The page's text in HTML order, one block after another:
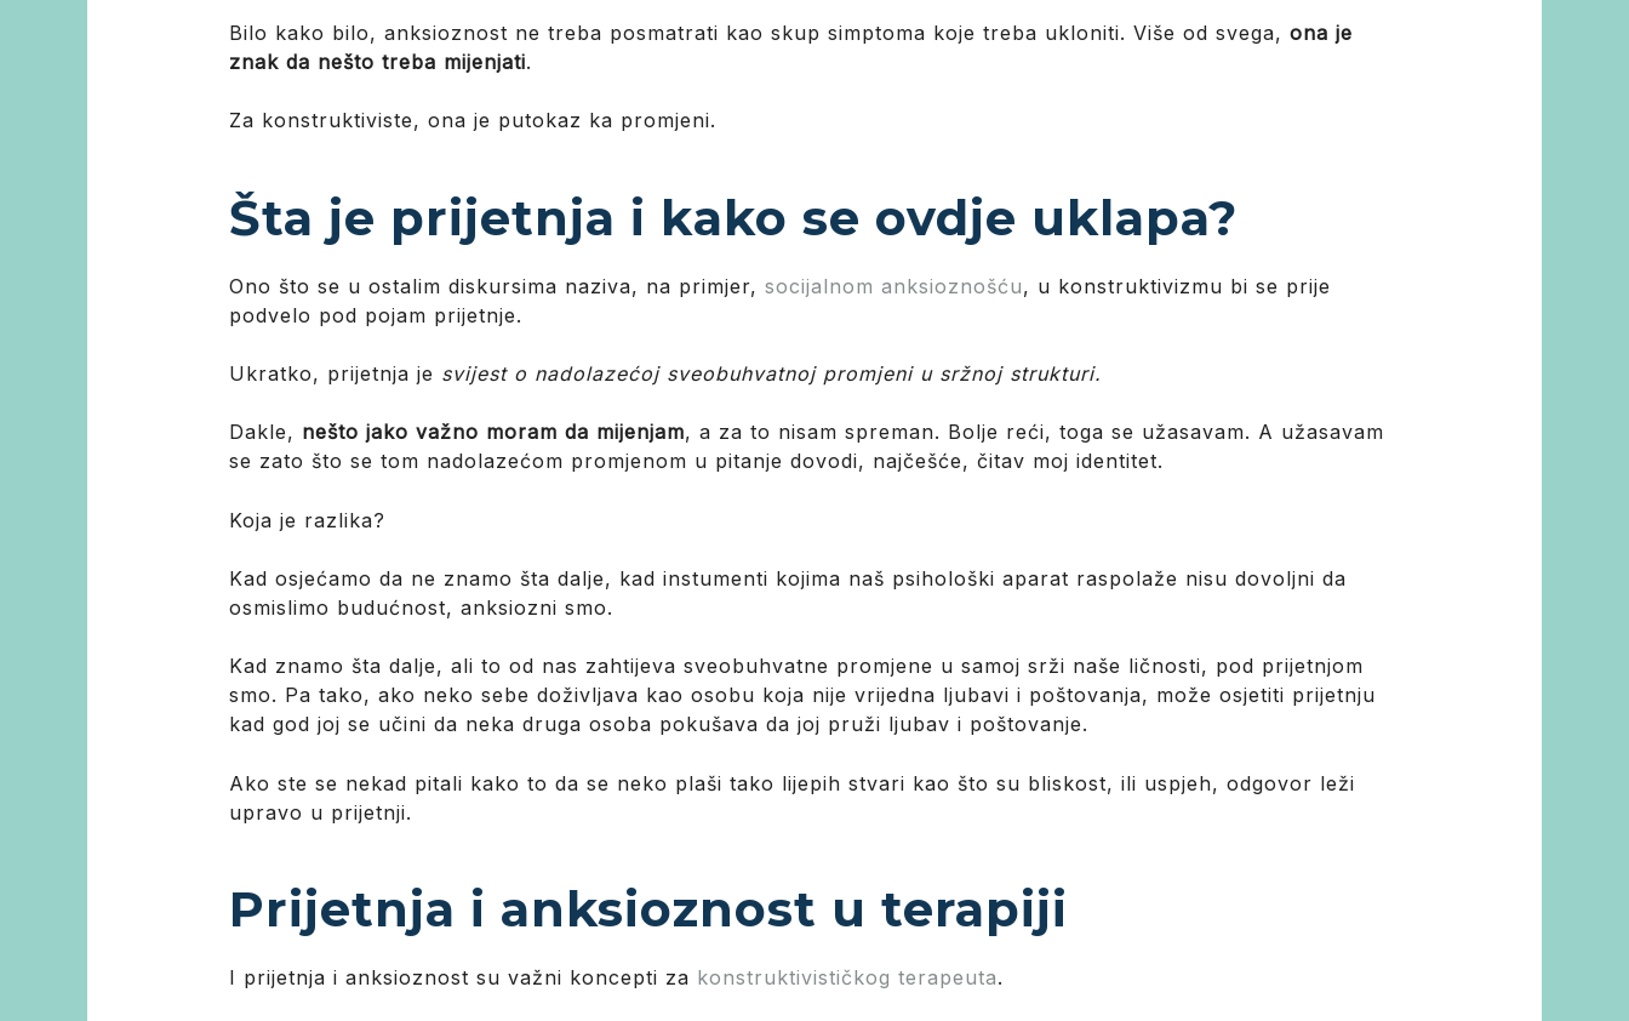
Bilo kako bilo, anksioznost ne treba posmatrati kao skup simptoma koje treba ukloniti. Više od svega, ona je
znak da nešto treba mijenjati.
Za konstruktiviste, ona je putokaz ka promjeni.
Šta je prijetnja i kako se ovdje uklapa?
Ono što se u ostalim diskursima naziva, na primjer, socijalnom anksioznošću, u konstruktivizmu bi se prije
podvelo pod pojam prijetnje.
Ukratko, prijetnja je svijest o nadolazećoj sveobuhvatnoj promjeni u sržnoj strukturi.
Dakle, nešto jako važno moram da mijenjam, a za to nisam spreman. Bolje reći, toga se užasavam. A užasavam
se zato što se tom nadolazećom promjenom u pitanje dovodi, najčešće, čitav moj identitet.
Koja je razlika?
Kad osjećamo da ne znamo šta dalje, kad instumenti kojima naš psihološki aparat raspolaže nisu dovoljni da
osmislimo budućnost, anksiozni smo.
Kad znamo šta dalje, ali to od nas zahtijeva sveobuhvatne promjene u samoj srži naše ličnosti, pod prijetnjom
smo. Pa tako, ako neko sebe doživljava kao osobu koja nije vrijedna ljubavi i poštovanja, može osjetiti prijetnju
kad god joj se učini da neka druga osoba pokušava da joj pruži ljubav i poštovanje.
Ako ste se nekad pitali kako to da se neko plaši tako lijepih stvari kao što su bliskost, ili uspjeh, odgovor leži
upravo u prijetnji.
Prijetnja i anksioznost u terapiji
I prijetnja i anksioznost su važni koncepti za konstruktivističkog terapeuta.